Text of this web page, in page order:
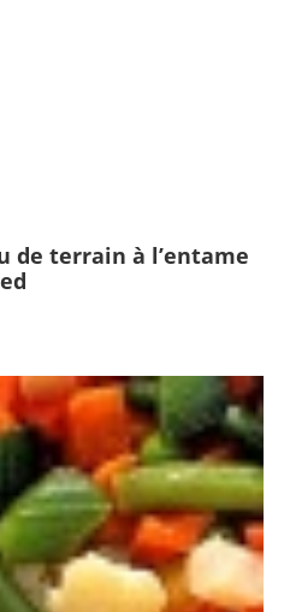
de terrain à l’entame